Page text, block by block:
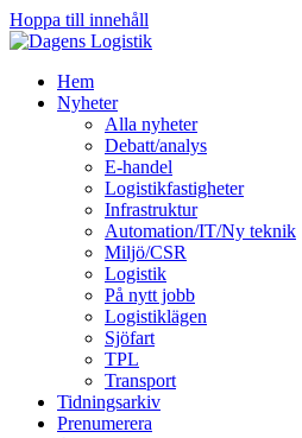
Hoppa till innehåll
Hem
Nyheter
Alla nyheter
Debatt/analys
E-handel
Logistikfastigheter
Infrastruktur
Automation/IT/Ny teknik
Miljö/CSR
Logistik
På nytt jobb
Logistiklägen
Sjöfart
TPL
Transport
Tidningsarkiv
Prenumerera